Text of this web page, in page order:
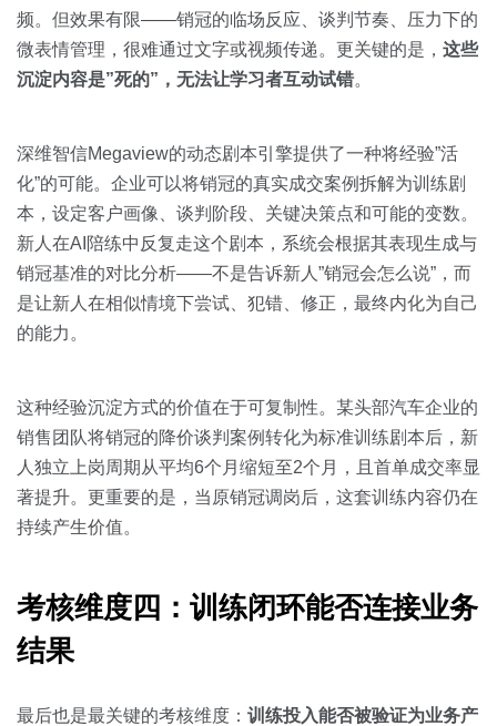
频。但效果有限——销冠的临场反应、谈判节奏、压力下的
微表情管理，很难通过文字或视频传递。更关键的是， 这些
沉淀内容是”死的”，无法让学习者互动试错。
深维智信Megaview的动态剧本引擎提供了一种将经验”活
化”的可能。企业可以将销冠的真实成交案例拆解为训练剧
本，设定客户画像、谈判阶段、关键决策点和可能的变数。
新人在AI陪练中反复走这个剧本，系统会根据其表现生成与
销冠基准的对比分析——不是告诉新人”销冠会怎么说”，而
是让新人在相似情境下尝试、犯错、修正，最终内化为自己
的能力。
这种经验沉淀方式的价值在于可复制性。某头部汽车企业的
销售团队将销冠的降价谈判案例转化为标准训练剧本后，新
人独立上岗周期从平均6个月缩短至2个月，且首单成交率显
著提升。更重要的是，当原销冠调岗后，这套训练内容仍在
持续产生价值。
考核维度四：训练闭环能否连接业务
结果
最后也是最关键的考核维度： 训练投入能否被验证为业务产